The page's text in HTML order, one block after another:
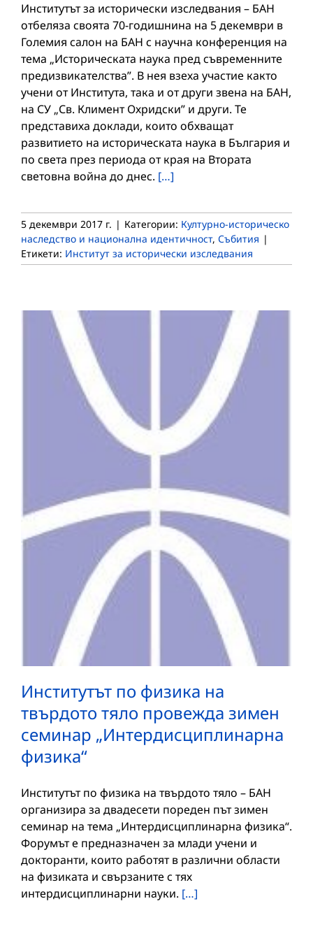
Институтът за исторически изследвания – БАН
отбеляза своята 70-годишнина на 5 декември в
Големия салон на БАН с научна конференция на
тема „Историческата наука пред съвременните
предизвикателства”. В нея взеха участие както
учени от Института, така и от други звена на БАН,
на СУ „Св. Климент Охридски” и други. Те
представиха доклади, които обхващат
развитието на историческата наука в България и
по света през периода от края на Втората
световна война до днес. […]
5 декември 2017 г. | Категории: Културно-историческо
наследство и национална идентичност, Събития |
Етикети: Институт за исторически изследвания
Институтът по физика на
твърдото тяло провежда зимен
семинар „Интердисциплинарна
физика“
Институтът по физика на твърдото тяло – БАН
организира за двадесети пореден път зимен
семинар на тема „Интердисциплинарна физика“.
Форумът е предназначен за млади учени и
докторанти, които работят в различни области
на физиката и свързаните с тях
интердисциплинарни науки. […]